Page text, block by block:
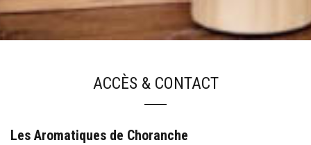
ACCÈS & CONTACT
Les Aromatiques de Choranche